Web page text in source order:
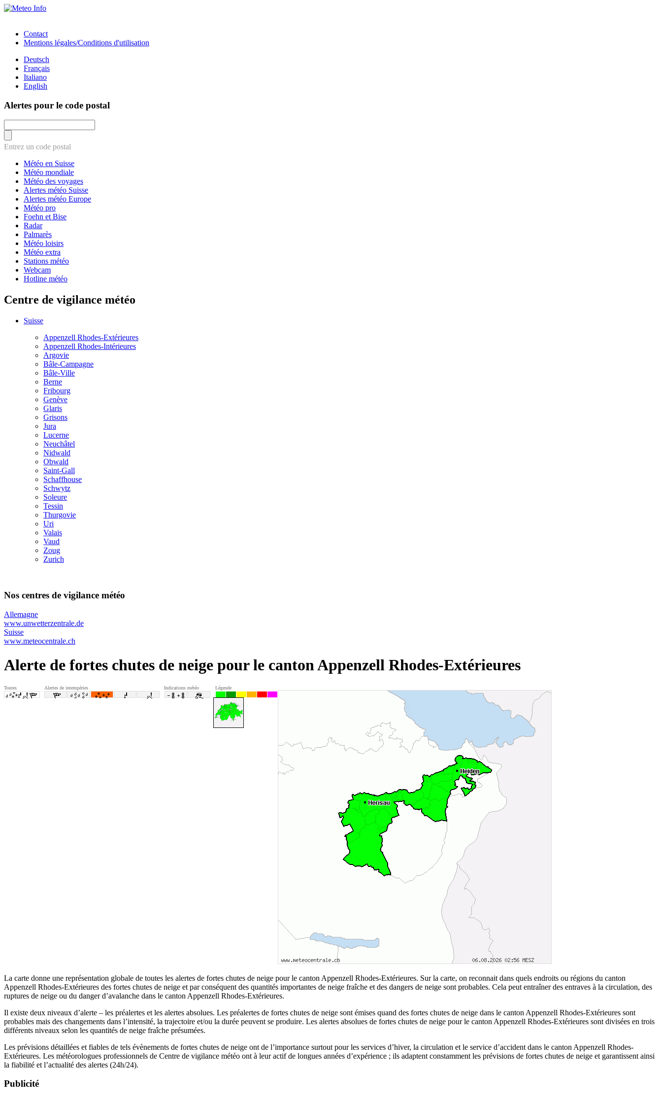
Contact
Mentions légales/Conditions d'utilisation
Deutsch
Français
Italiano
English
Alertes pour le code postal
Entrez un code postal
Météo en Suisse
Météo mondiale
Météo des voyages
Alertes météo Suisse
Alertes météo Europe
Météo pro
Foehn et Bise
Radar
Palmarès
Météo loisirs
Météo extra
Stations météo
Webcam
Hotline météo
Centre de vigilance météo
Suisse
Appenzell Rhodes-Extérieures
Appenzell Rhodes-Intérieures
Argovie
Bâle-Campagne
Bâle-Ville
Berne
Fribourg
Genève
Glaris
Grisons
Jura
Lucerne
Neuchâtel
Nidwald
Obwald
Saint-Gall
Schaffhouse
Schwytz
Soleure
Tessin
Thurgovie
Uri
Valais
Vaud
Zoug
Zurich
Nos centres de vigilance météo
Allemagne
www.unwetterzentrale.de
Suisse
www.meteocentrale.ch
Alerte de fortes chutes de neige pour le canton Appenzell Rhodes-Extérieures
Toutes Alertes de intempéries Indications météo Légende
La carte donne une représentation globale de toutes les alertes de fortes chutes de neige pour le canton Appenzell Rhodes-Extérieures. Sur la carte, on reconnait dans quels endroits ou régions du canton
Appenzell Rhodes-Extérieures des fortes chutes de neige et par conséquent des quantités importantes de neige fraîche et des dangers de neige sont probables. Cela peut entraîner des entraves à la circulation, des
ruptures de neige ou du danger d’avalanche dans le canton Appenzell Rhodes-Extérieures.
Il existe deux niveaux d’alerte – les préalertes et les alertes absolues. Les préalertes de fortes chutes de neige sont émises quand des fortes chutes de neige dans le canton Appenzell Rhodes-Extérieures sont
probables mais des changements dans l’intensité, la trajectoire et/ou la durée peuvent se produire. Les alertes absolues de fortes chutes de neige pour le canton Appenzell Rhodes-Extérieures sont divisées en trois
différents niveaux selon les quantités de neige fraîche présumées.
Les prévisions détaillées et fiables de tels évènements de fortes chutes de neige ont de l’importance surtout pour les services d’hiver, la circulation et le service d’accident dans le canton Appenzell Rhodes-
Extérieures. Les météorologues professionnels de Centre de vigilance météo ont à leur actif de longues années d’expérience ; ils adaptent constamment les prévisions de fortes chutes de neige et garantissent ainsi
la fiabilité et l’actualité des alertes (24h/24).
Publicité